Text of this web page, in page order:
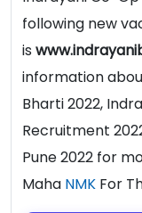
following new
is
information
Bharti 2022,
Recruitment
Pune 2022 for
Maha NMK For